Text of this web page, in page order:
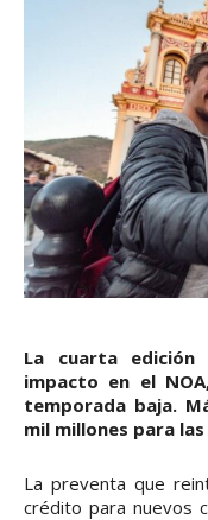
La cuarta
impacto en el
temporada baja.
mil millones para
La preventa que
crédito para nuevos